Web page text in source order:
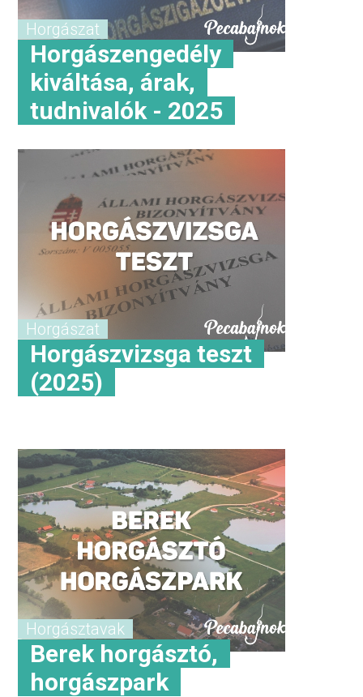
Horgászat
Horgászengedély
kiváltása, árak,
tudnivalók - 2025
Horgászat
Horgászvizsga teszt
(2025)
Horgásztavak
Berek horgásztó,
horgászpark